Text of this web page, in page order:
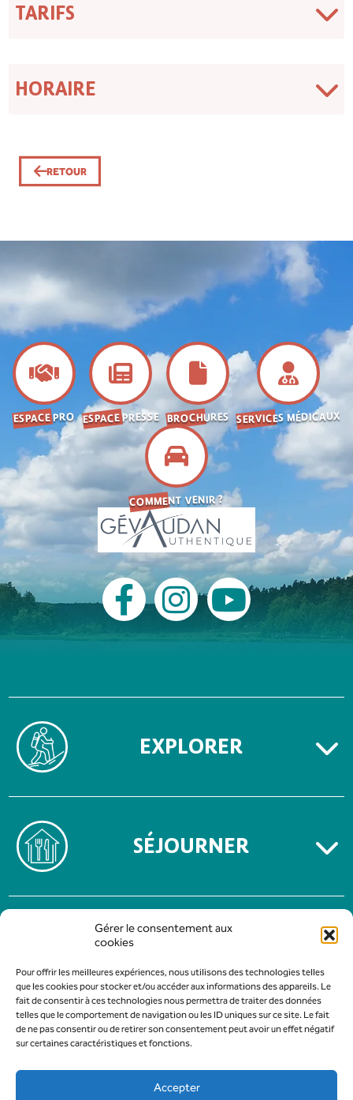
Gérer le consentement aux
cookies
Pour offrir les meilleures expériences, nous utilisons des technologies telles
que les cookies pour stocker et/ou accéder aux informations des appareils. Le
fait de consentir à ces technologies nous permettra de traiter des données
telles que le comportement de navigation ou les ID uniques sur ce site. Le fait
de ne pas consentir ou de retirer son consentement peut avoir un effet négatif
sur certaines caractéristiques et fonctions.
Accepter
TARIFS
HORAIRE
RETOUR
ESPACE PRO ESPACE PRESSE BROCHURES SERVICES MÉDICAUX
COMMENT VENIR ?
EXPLORER
SÉJOURNER
MENTIONS LÉGALES
POLITIQUE DE CONFIDENTIALITÉ